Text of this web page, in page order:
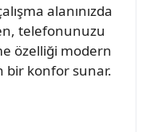
alanınızda
telefonunuzu
özelliği modern
bir konfor sunar.